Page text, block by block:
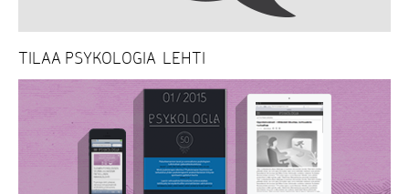
TILAA PSYKOLOGIA-LEHTI